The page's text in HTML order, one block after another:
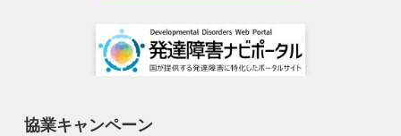
協業キャンペーン